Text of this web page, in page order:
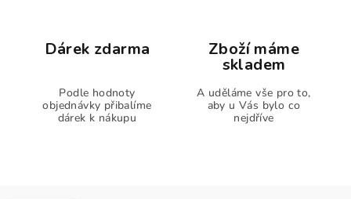
Dárek zdarma
Podle hodnoty
objednávky přibalíme
dárek k nákupu
Zboží máme
skladem
A uděláme vše pro to,
aby u Vás bylo co
nejdříve